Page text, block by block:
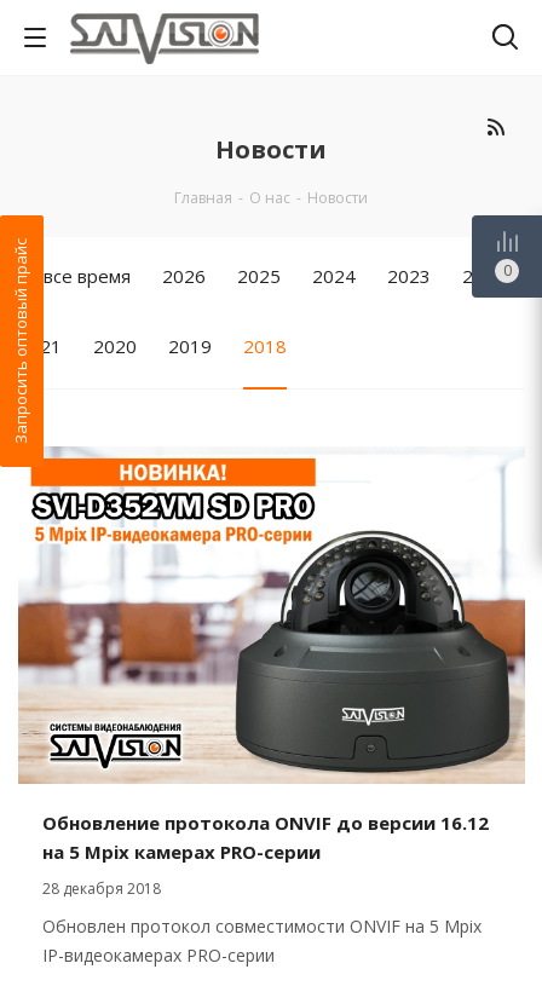
Новости
Главная - О нас - Новости
За все время 2026 2025 2024 2023 2022
2021 2020 2019 2018
Обновление протокола ONVIF до версии 16.12
на 5 Mpix камерах PRO-серии
28 декабря 2018
Обновлен протокол совместимости ONVIF на 5 Mpix
IP-видеокамерах PRO-серии
Запросить оптовый прайс 0